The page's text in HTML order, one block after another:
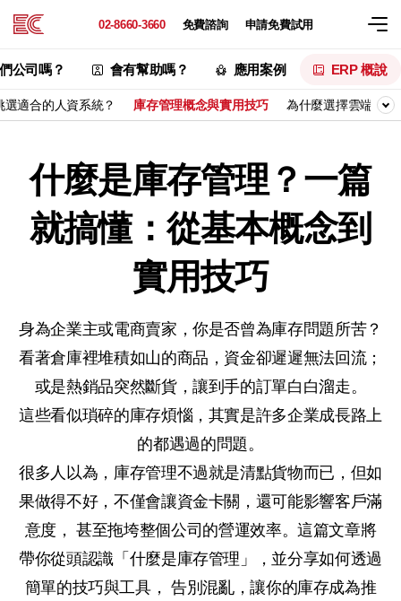
02-8660-3660 免費諮詢 申請免費試用
公司嗎？ 會有幫助嗎？ 應用案例 ERP 概說
選適合的人資系統？ 庫存管理概念與實用技巧 為什麼選擇雲端
什麼是庫存管理？一篇
就搞懂：從基本概念到
實用技巧
身為企業主或電商賣家，你是否曾為庫存問題所苦？
看著倉庫裡堆積如山的商品，資金卻遲遲無法回流；
或是熱銷品突然斷貨，讓到手的訂單白白溜走。
這些看似瑣碎的庫存煩惱，其實是許多企業成長路上
的都遇過的問題。
很多人以為，庫存管理不過就是清點貨物而已，但如
果做得不好，不僅會讓資金卡關，還可能影響客戶滿
意度， 甚至拖垮整個公司的營運效率。這篇文章將
帶你從頭認識「什麼是庫存管理」，並分享如何透過
簡單的技巧與工具， 告別混亂，讓你的庫存成為推